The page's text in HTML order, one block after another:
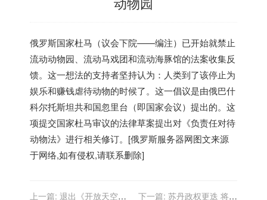
俄罗斯国家杜马（议会下院——编注）已开始就禁止
流动动物园、流动马戏团和流动海豚馆的法案收集反
馈。这一想法的支持者坚持认为：人类到了该停止为
娱乐和赚钱虐待动物的时候了。这一倡议是由俄巴什
科尔托斯坦共和国忽里台（即国家会议）提出的。这
项提交国家杜马审议的法律草案提出对《负责任对待
动物法》进行相关修订。[俄罗斯服务器网图文来源
于网络,如有侵权,请联系删除]
上一篇: 退出《开放天空条 下一篇: 苏丹政权更迭 将重